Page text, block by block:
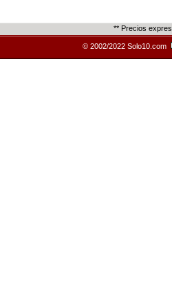
** Precios
© 2002/2022 Solo10.com